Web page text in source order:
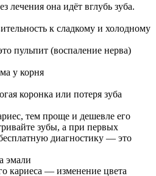
лечения она идёт вглубь зуба.
к сладкому и холодному
пульпит (воспаление нерва)
у корня
коронка или потеря зуба
тем проще и дешевле его
зубы, а при первых
диагностику — это
эмали
кариеса — изменение цвета